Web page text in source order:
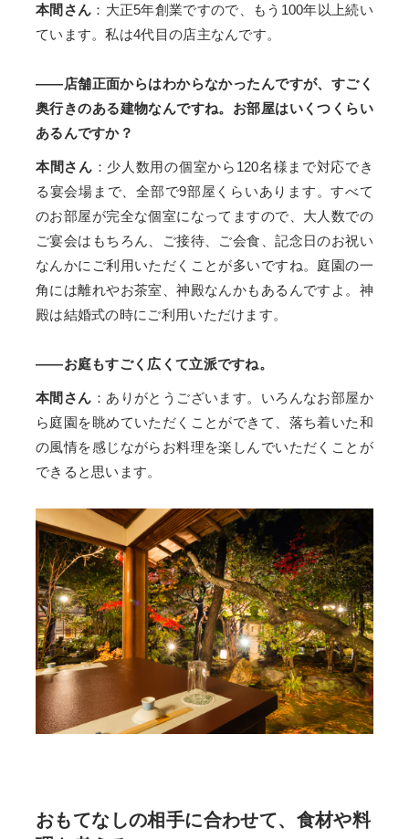
本間さん ：大正5年創業ですので、もう100年以上続い
ています。私は4代目の店主なんです。
——店舗正面からはわからなかったんですが、すごく
奥行きのある建物なんですね。お部屋はいくつくらい
あるんですか？
本間さん ：少人数用の個室から120名様まで対応でき
る宴会場まで、全部で9部屋くらいあります。すべて
のお部屋が完全な個室になってますので、大人数での
ご宴会はもちろん、ご接待、ご会食、記念日のお祝い
なんかにご利用いただくことが多いですね。庭園の一
角には離れやお茶室、神殿なんかもあるんですよ。神
殿は結婚式の時にご利用いただけます。
——お庭もすごく広くて立派ですね。
本間さん ：ありがとうございます。いろんなお部屋か
ら庭園を眺めていただくことができて、落ち着いた和
の風情を感じながらお料理を楽しんでいただくことが
できると思います。
おもてなしの相手に合わせて、食材や料